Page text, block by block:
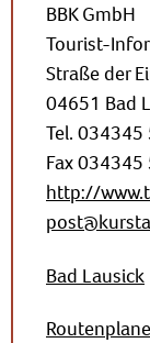
BBK GmbH
Tourist-
Straße der
04651 Bad
Tel.
Fax
http://
Bad Lausick